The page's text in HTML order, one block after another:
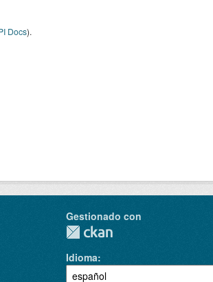
Docs).
Gestionado con
Idioma